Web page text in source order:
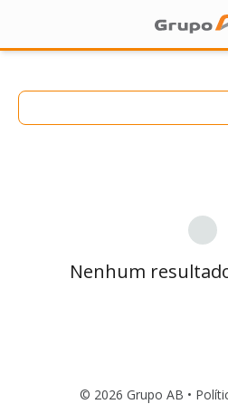
Nenhum
© 2026 Grupo AB •